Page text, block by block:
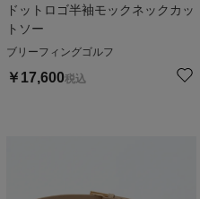
ドットロゴ半袖モックネックカッ
トソー
ブリーフィングゴルフ
￥ 17,600税込